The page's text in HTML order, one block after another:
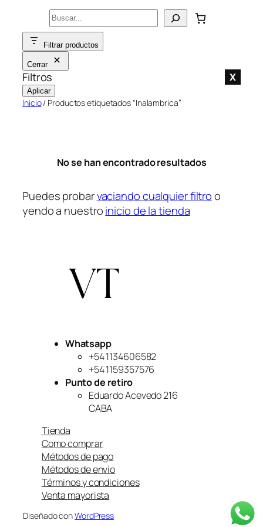
contenido
Buscar
Filtrar productos
Cerrar
Filtros X
Aplicar
Inicio/ Productos etiquetados “Inalambrica”
No se han encontrado resultados
Puedes probarvaciando cualquier filtroo
yendo a nuestroinicio de la tienda
Whatsapp
+54 1134606582
+54 1159357576
Punto de retiro
Eduardo Acevedo 216
CABA
Tienda
Como comprar
Métodos de pago
Métodos de envío
Términos y condiciones
Venta mayorista
Diseñado conWordPress